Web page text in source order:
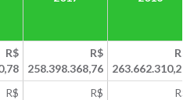
R$
R$
258.398.368,76
R$
263.662.310,21
R$
R$
R$